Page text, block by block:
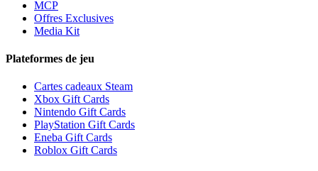
MCP
Offres Exclusives
Media Kit
Plateformes de jeu
Cartes cadeaux Steam
Xbox Gift Cards
Nintendo Gift Cards
PlayStation Gift Cards
Eneba Gift Cards
Roblox Gift Cards